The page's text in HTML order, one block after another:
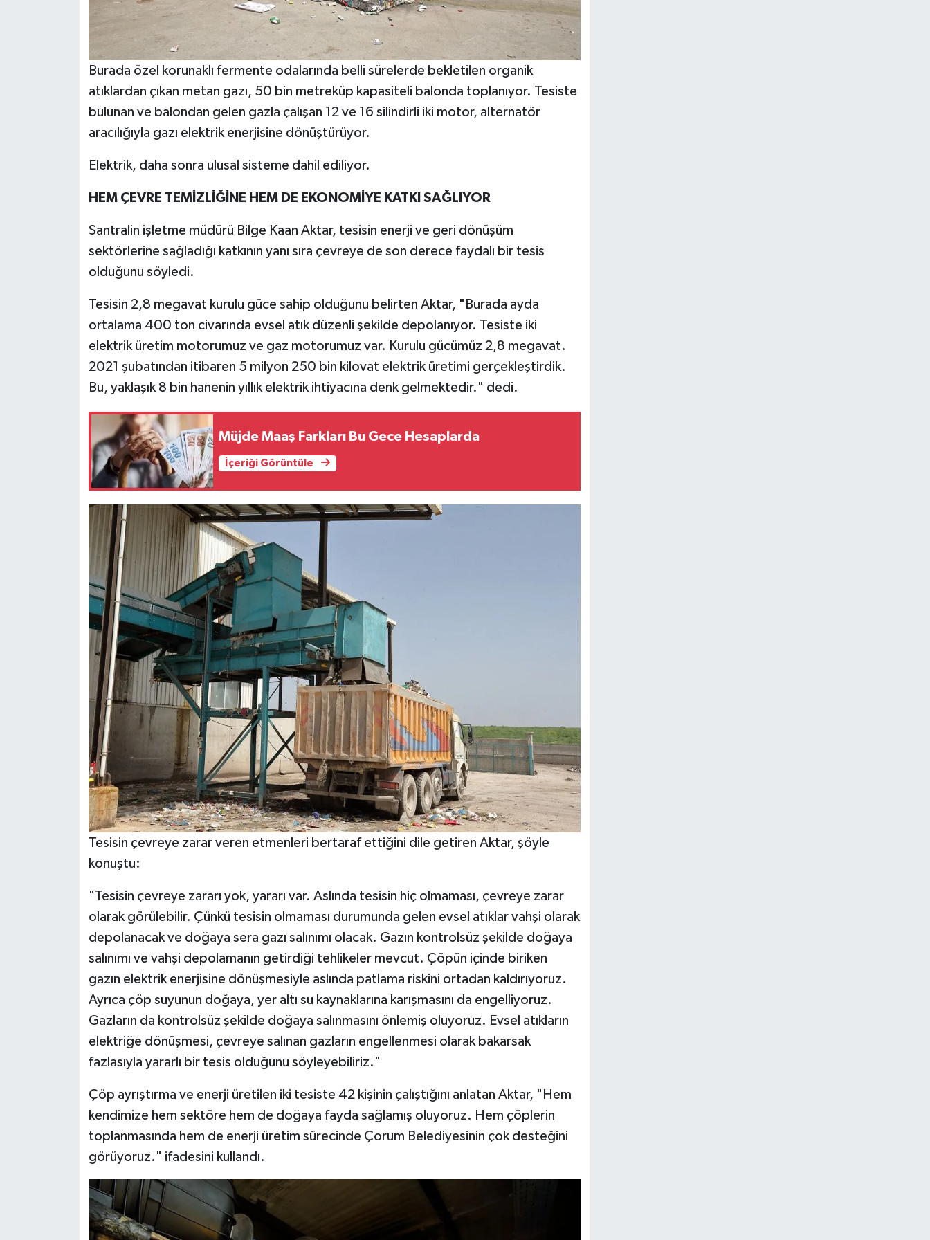
Burada özel korunaklı fermente odalarında belli sürelerde bekletilen organik
atıklardan çıkan metan gazı, 50 bin metreküp kapasiteli balonda toplanıyor. Tesiste
bulunan ve balondan gelen gazla çalışan 12 ve 16 silindirli iki motor, alternatör
aracılığıyla gazı elektrik enerjisine dönüştürüyor.
Elektrik, daha sonra ulusal sisteme dahil ediliyor.
HEM ÇEVRE TEMİZLİĞİNE HEM DE EKONOMİYE KATKI SAĞLIYOR
Santralin işletme müdürü Bilge Kaan Aktar, tesisin enerji ve geri dönüşüm
sektörlerine sağladığı katkının yanı sıra çevreye de son derece faydalı bir tesis
olduğunu söyledi.
Tesisin 2,8 megavat kurulu güce sahip olduğunu belirten Aktar, "Burada ayda
ortalama 400 ton civarında evsel atık düzenli şekilde depolanıyor. Tesiste iki
elektrik üretim motorumuz ve gaz motorumuz var. Kurulu gücümüz 2,8 megavat.
2021 şubatından itibaren 5 milyon 250 bin kilovat elektrik üretimi gerçekleştirdik.
Bu, yaklaşık 8 bin hanenin yıllık elektrik ihtiyacına denk gelmektedir." dedi.
Müjde Maaş Farkları Bu Gece Hesaplarda
İçeriği Görüntüle
Tesisin çevreye zarar veren etmenleri bertaraf ettiğini dile getiren Aktar, şöyle
konuştu:
"Tesisin çevreye zararı yok, yararı var. Aslında tesisin hiç olmaması, çevreye zarar
olarak görülebilir. Çünkü tesisin olmaması durumunda gelen evsel atıklar vahşi olarak
depolanacak ve doğaya sera gazı salınımı olacak. Gazın kontrolsüz şekilde doğaya
salınımı ve vahşi depolamanın getirdiği tehlikeler mevcut. Çöpün içinde biriken
gazın elektrik enerjisine dönüşmesiyle aslında patlama riskini ortadan kaldırıyoruz.
Ayrıca çöp suyunun doğaya, yer altı su kaynaklarına karışmasını da engelliyoruz.
Gazların da kontrolsüz şekilde doğaya salınmasını önlemiş oluyoruz. Evsel atıkların
elektriğe dönüşmesi, çevreye salınan gazların engellenmesi olarak bakarsak
fazlasıyla yararlı bir tesis olduğunu söyleyebiliriz."
Çöp ayrıştırma ve enerji üretilen iki tesiste 42 kişinin çalıştığını anlatan Aktar, "Hem
kendimize hem sektöre hem de doğaya fayda sağlamış oluyoruz. Hem çöplerin
toplanmasında hem de enerji üretim sürecinde Çorum Belediyesinin çok desteğini
görüyoruz." ifadesini kullandı.